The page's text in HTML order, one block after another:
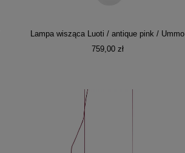
Lampa wisząca Luoti / antique pink / Ummo
759,00 zł